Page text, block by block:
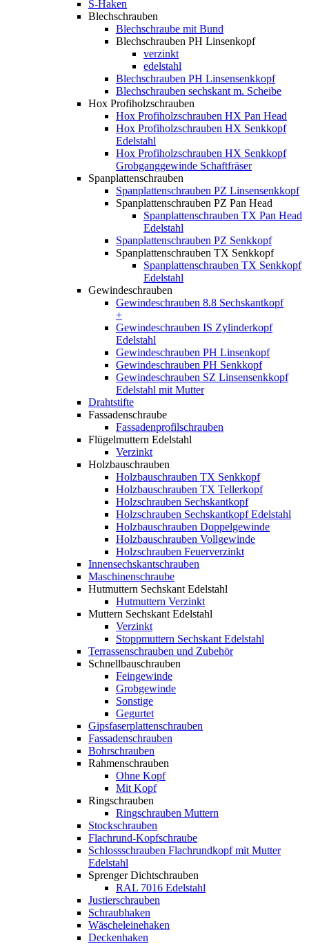
S-Haken
Blechschrauben
Blechschraube mit Bund
Blechschrauben PH Linsenkopf
verzinkt
edelstahl
Blechschrauben PH Linsensenkkopf
Blechschrauben sechskant m. Scheibe
Hox Profiholzschrauben
Hox Profiholzschrauben HX Pan Head
Hox Profiholzschrauben HX Senkkopf
Edelstahl
Hox Profiholzschrauben HX Senkkopf
Grobganggewinde Schaftfräser
Spanplattenschrauben
Spanplattenschrauben PZ Linsensenkkopf
Spanplattenschrauben PZ Pan Head
Spanplattenschrauben TX Pan Head
Edelstahl
Spanplattenschrauben PZ Senkkopf
Spanplattenschrauben TX Senkkopf
Spanplattenschrauben TX Senkkopf
Edelstahl
Gewindeschrauben
Gewindeschrauben 8.8 Sechskantkopf
+
Gewindeschrauben IS Zylinderkopf
Edelstahl
Gewindeschrauben PH Linsenkopf
Gewindeschrauben PH Senkkopf
Gewindeschrauben SZ Linsensenkkopf
Edelstahl mit Mutter
Drahtstifte
Fassadenschraube
Fassadenprofilschrauben
Flügelmuttern Edelstahl
Verzinkt
Holzbauschrauben
Holzbauschrauben TX Senkkopf
Holzbauschrauben TX Tellerkopf
Holzschrauben Sechskantkopf
Holzschrauben Sechskantkopf Edelstahl
Holzbauschrauben Doppelgewinde
Holzbauschrauben Vollgewinde
Holzschrauben Feuerverzinkt
Innensechskantschrauben
Maschinenschraube
Hutmuttern Sechskant Edelstahl
Hutmuttern Verzinkt
Muttern Sechskant Edelstahl
Verzinkt
Stoppmuttern Sechskant Edelstahl
Terrassenschrauben und Zubehör
Schnellbauschrauben
Feingewinde
Grobgewinde
Sonstige
Gegurtet
Gipsfaserplattenschrauben
Fassadenschrauben
Bohrschrauben
Rahmenschrauben
Ohne Kopf
Mit Kopf
Ringschrauben
Ringschrauben Muttern
Stockschrauben
Flachrund-Kopfschraube
Schlossschrauben Flachrundkopf mit Mutter
Edelstahl
Sprenger Dichtschrauben
RAL 7016 Edelstahl
Justierschrauben
Schraubhaken
Wäscheleinehaken
Deckenhaken